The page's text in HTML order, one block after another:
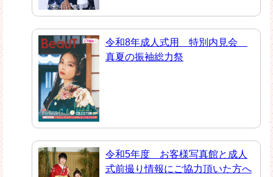
令和8年成人式用 特別内見会
真夏の振袖総力祭
令和5年度 お客様写真館と成人
式前撮り情報にご協力頂いた方へ